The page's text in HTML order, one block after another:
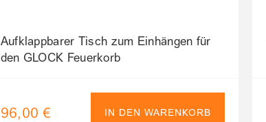
Aufklappbarer Tisch zum Einhängen für
den GLOCK Feuerkorb
96,00 € IN DEN WARENKORB